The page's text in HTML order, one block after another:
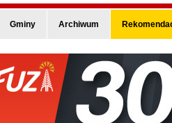
Gminy Archiwum